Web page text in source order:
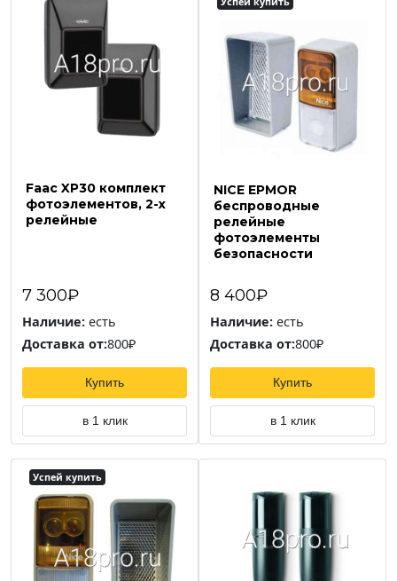
Faac XP30 комплект
фотоэлементов, 2-х
релейные
7 300₽
Наличие: есть
Доставка от:800₽
Купить
в 1 клик
NICE EPMOR
беспроводные
релейные
фотоэлементы
безопасности
8 400₽
Наличие: есть
Доставка от:800₽
Купить
в 1 клик
Успей купить